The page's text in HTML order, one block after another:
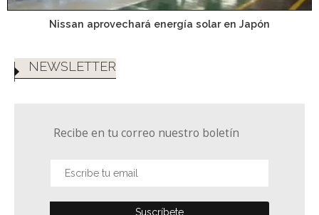
Nissan aprovechará energía solar en Japón
NEWSLETTER
Recibe en tu correo nuestro boletín